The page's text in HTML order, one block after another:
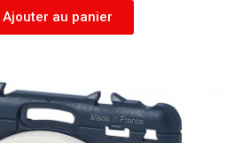
Ajouter au panier